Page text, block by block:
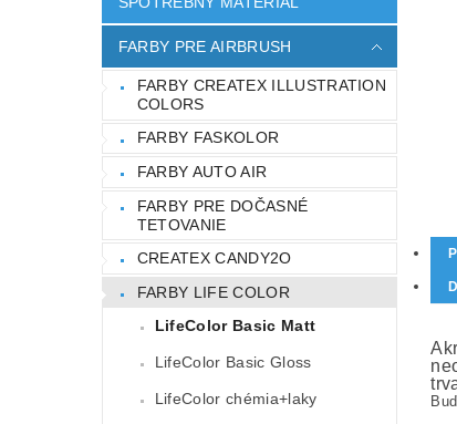
FARBY PRE AIRBRUSH
FARBY CREATEX ILLUSTRATION
COLORS
FARBY FASKOLOR
FARBY AUTO AIR
FARBY PRE DOČASNÉ
TETOVANIE
CREATEX CANDY2O
FARBY LIFE COLOR
LifeColor Basic Matt
LifeColor Basic Gloss
LifeColor chémia+laky